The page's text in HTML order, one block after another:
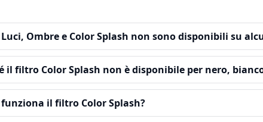
Ombre e Color Splash non sono disponibili su
il filtro Color Splash non è disponibile per nero,
funziona il filtro Color Splash?